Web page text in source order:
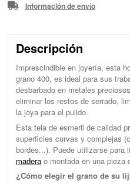
Información de envío
Descripción
Imprescindible en joyería, esta
grano 400, es ideal para sus
desbarbado en metales
eliminar los restos de serrado,
la joya para el pulido.
Esta tela de esmeril de calidad
superficies curvas y complejas
bordes...). Puede utilizarse para
maderao montada en una pieza
¿Cómo elegir el grano de su